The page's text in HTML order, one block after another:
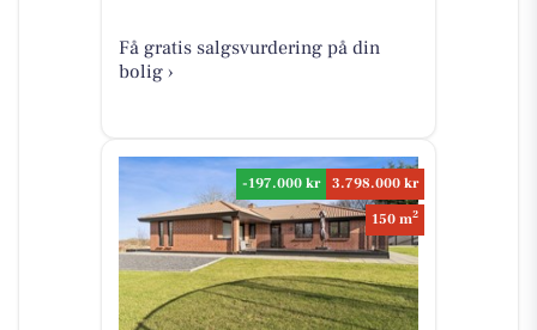
Få gratis salgsvurdering på din
bolig ›
-197.000 kr
3.798.000 kr
150 m2